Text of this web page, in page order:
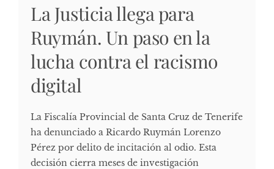
La Justicia llega para
Ruymán. Un paso en la
lucha contra el racismo
digital
La Fiscalía Provincial de Santa Cruz de Tenerife
ha denunciado a Ricardo Ruymán Lorenzo
Pérez por delito de incitación al odio. Esta
decisión cierra meses de investigación